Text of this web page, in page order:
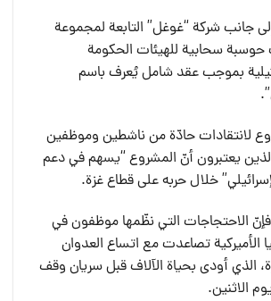
جانب شركة “غوغل” التابعة لمجموعة
حوسبة سحابية للهيئات الحكومة
بموجب عقد شامل يُعرف باسم
لانتقادات حادّة من ناشطين وموظفين
يعتبرون أنّ المشروع “يسهم في دعم
خلال حربه على قطاع غزة.
الاحتجاجات التي نظّمها موظفون في
الأميركية تصاعدت مع اتساع العدوان
الذي أودى بحياة الآلاف قبل سريان وقف
الاثنين.